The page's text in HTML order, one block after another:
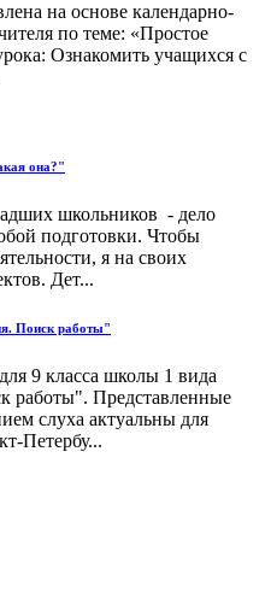
на основе календарно-
по теме: «Простое
Ознакомить учащихся с
она?"
школьников - дело
подготовки. Чтобы
я на своих
Дет...
Поиск работы"
9 класса школы 1 вида
работы". Представленные
слуха актуальны для
Петербу...